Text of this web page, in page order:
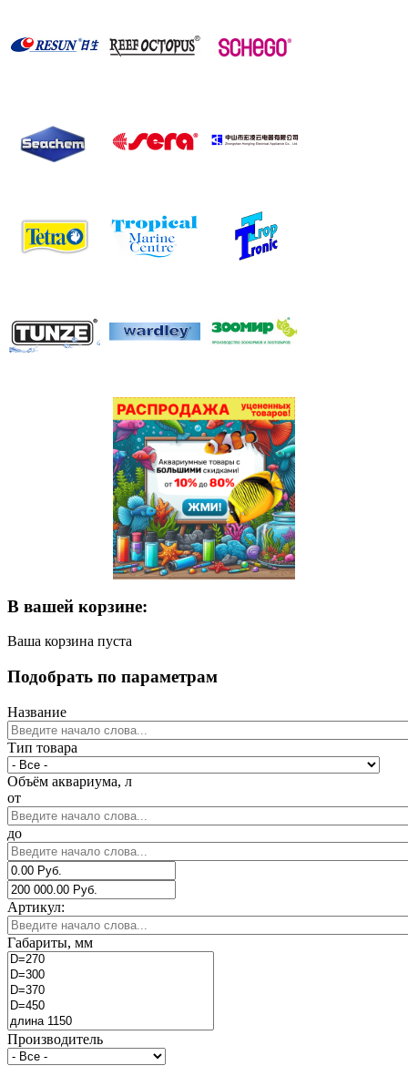
В вашей корзине:
Ваша корзина пуста
Подобрать по параметрам
Название
Тип товара
Объём аквариума, л
от
до
Артикул:
Габариты, мм
Производитель